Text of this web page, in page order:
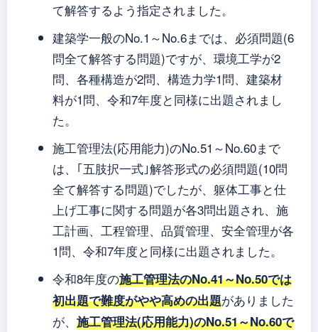
て解答するよう指定されました。
建築学一般のNo.1～No.6までは、必須問題(6
問全て解答する問題)ですが、環境工学が2
問、各種構造が2問、構造力学1問、建築材
料が1問、令和7年度と同様に出題されまし
た。
施工管理法(応用能力)のNo.51～No.60まで
は、｢五肢択一式｣解答形式の必須問題(10問
全て解答する問題)でしたが、躯体工事と仕
上げ工事に関する問題が各3問出題され、施
工計画、工程管理、品質管理、安全管理が各
1問、令和7年度と同様に出題されました。
令和8年度の施工管理法のNo.41～No.50では
初出題で難度がやや高めの出題がありました
が、 施工管理法(応用能力)のNo.51～No.60で